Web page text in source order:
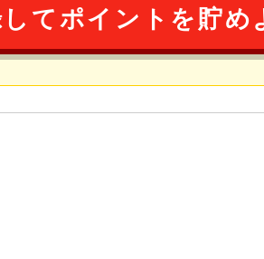
てポイントを貯め